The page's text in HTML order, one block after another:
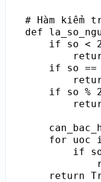
# Hàm kiểm
def
if so <
if so ==
if so %
for uoc
if
return